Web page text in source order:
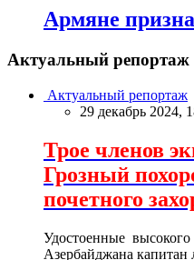
Армяне
Актуальный репортаж
Актуальный репортаж
29 декабрь 2024,
Трое членов
Грозный
почетного
Удостоенные высокого
Азербайджана капитан